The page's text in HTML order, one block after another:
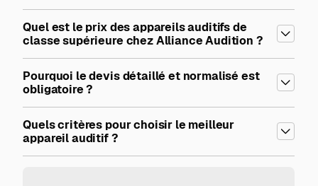
Quel est le prix des appareils auditifs de
classe supérieure chez Alliance Audition ?
Pourquoi le devis détaillé et normalisé est
obligatoire ?
Quels critères pour choisir le meilleur
appareil auditif ?